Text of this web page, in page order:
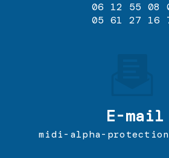
06 12 55 08
05 61 27 16
E-mail
midi-alpha-